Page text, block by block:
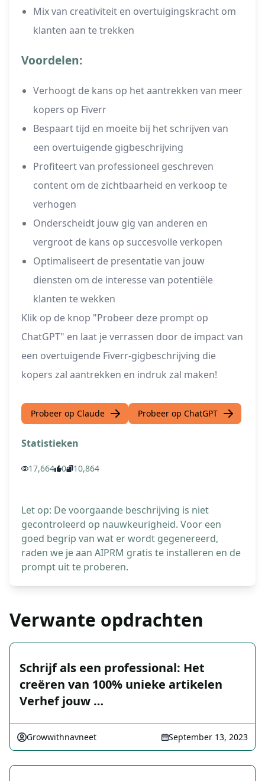
Mix van creativiteit en overtuigingskracht om
klanten aan te trekken
Voordelen:
Verhoogt de kans op het aantrekken van meer
kopers op Fiverr
Bespaart tijd en moeite bij het schrijven van
een overtuigende gigbeschrijving
Profiteert van professioneel geschreven
content om de zichtbaarheid en verkoop te
verhogen
Onderscheidt jouw gig van anderen en
vergroot de kans op succesvolle verkopen
Optimaliseert de presentatie van jouw
diensten om de interesse van potentiële
klanten te wekken
Klik op de knop "Probeer deze prompt op
ChatGPT" en laat je verrassen door de impact van
een overtuigende Fiverr-gigbeschrijving die
kopers zal aantrekken en indruk zal maken!
Probeer op Claude Probeer op ChatGPT
Statistieken
17,664 0 10,864
Let op: De voorgaande beschrijving is niet
gecontroleerd op nauwkeurigheid. Voor een
goed begrip van wat er wordt gegenereerd,
raden we je aan AIPRM gratis te installeren en de
prompt uit te proberen.
Verwante opdrachten
Schrijf als een professional: Het
creëren van 100% unieke artikelen
Verhef jouw …
Growwithnavneet September 13, 2023